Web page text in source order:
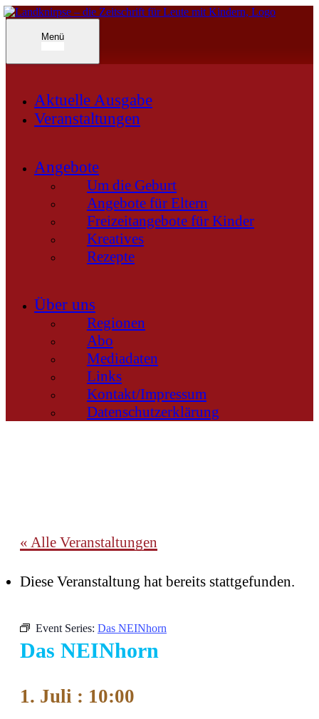
Inhalte
überspringen
Menü
Aktuelle Ausgabe
Veranstaltungen
Angebote
Um die Geburt
Angebote für Eltern
Freizeitangebote für Kinder
Kreatives
Rezepte
Über uns
Regionen
Abo
Mediadaten
Links
Kontakt/Impressum
Datenschutzerklärung
« Alle Veranstaltungen
Diese Veranstaltung hat bereits stattgefunden.
Event Series: Das NEINhorn
Das NEINhorn
1. Juli : 10:00